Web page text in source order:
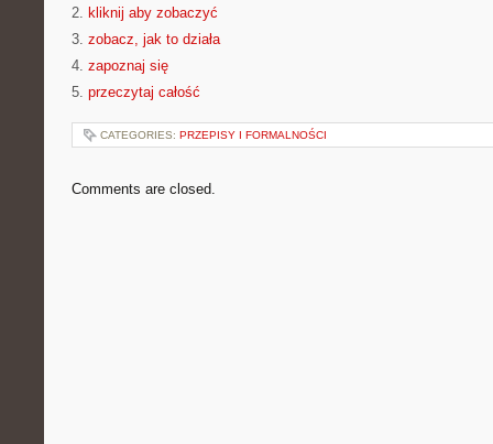
2. kliknij aby zobaczyć
3. zobacz, jak to działa
4. zapoznaj się
5. przeczytaj całość
CATEGORIES: PRZEPISY I FORMALNOŚCI
Comments are closed.